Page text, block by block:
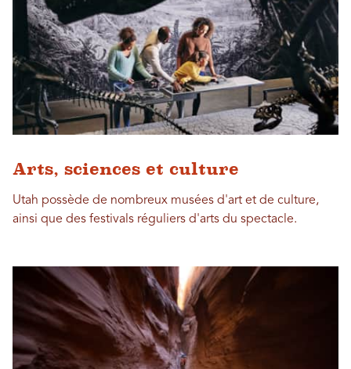
Arts, sciences et culture
Utah possède de nombreux musées d'art et de culture,
ainsi que des festivals réguliers d'arts du spectacle.